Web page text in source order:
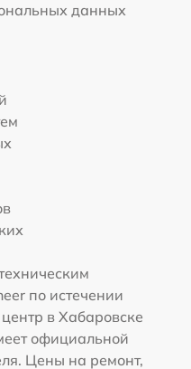
данных
по истечении
в Хабаровске
официальной
Цены на ремонт,